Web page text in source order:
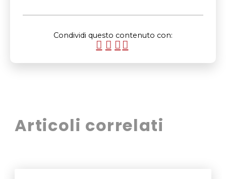
Condividi questo contenuto con:
Articoli correlati